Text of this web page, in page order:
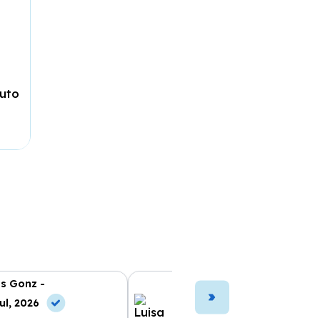
Gonz -
2026
Luisa Ramo -
10 Jul, 2026